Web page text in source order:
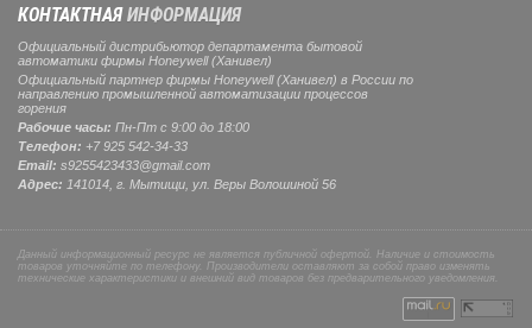
КОНТАКТНАЯИНФОРМАЦИЯ
Официальный дистрибьютор департамента бытовой
автоматики фирмы Honeywell (Ханивел)
Официальный партнер фирмы Honeywell (Ханивел) в России по
направлению промышленной автоматизации процессов
горения
Рабочие часы: Пн-Пт с 9:00 до 18:00
Телефон: +7 925 542-34-33
Email: s9255423433@gmail.com
Адрес: 141014, г. Мытищи , ул. Веры Волошиной 56
Данный информационный ресурс не является публичной офертой. Наличие и стоимость
товаров уточняйте по телефону. Производители оставляют за собой право изменять
технические характеристики и внешний вид товаров без предварительного уведомления.